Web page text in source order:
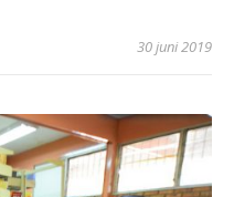
30 juni 2019